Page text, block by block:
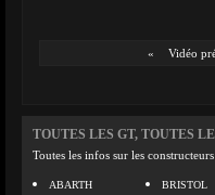
« Vidéo
TOUTES LES GT, TOUTES
Toutes les infos sur les constructeurs
ABARTH
BRISTOL